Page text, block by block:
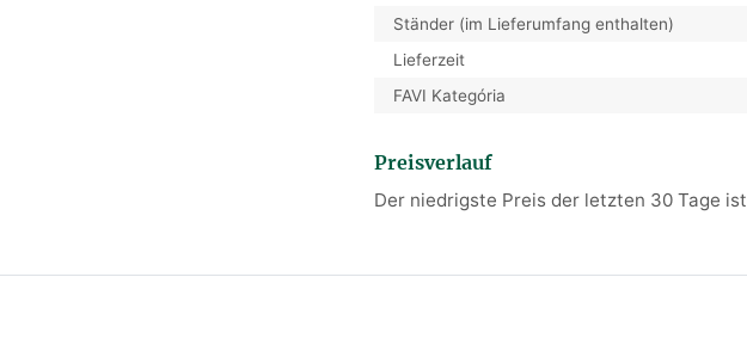
Ständer (im Lieferumfang enthalten)
Lieferzeit
FAVI Kategória
Preisverlauf
Der niedrigste Preis der letzten 30 Tage ist